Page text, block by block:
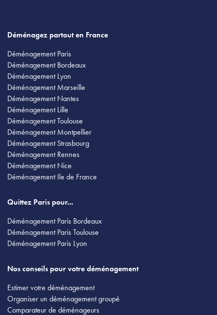
Déménagez partout en France
Déménagement Paris
Déménagement Bordeaux
Déménagement Lyon
Déménagement Marseille
Déménagement Nantes
Déménagement Lille
Déménagement Toulouse
Déménagement Montpellier
Déménagement Strasbourg
Déménagement Rennes
Déménagement Nice
Déménagement Ile de France
Quittez Paris pour...
Déménagement Paris Bordeaux
Déménagement Paris Toulouse
Déménagement Paris Lyon
Nos conseils pour votre déménagement
Estimer votre déménagement
Organiser un déménagement groupé
Comparateur de déménageurs